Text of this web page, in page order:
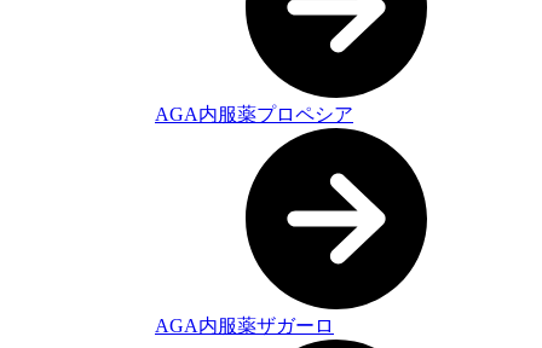
AGA内服薬プロペシア
AGA内服薬ザガーロ